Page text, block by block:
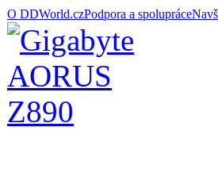
O DDWorld.czPodpora a spolupráce